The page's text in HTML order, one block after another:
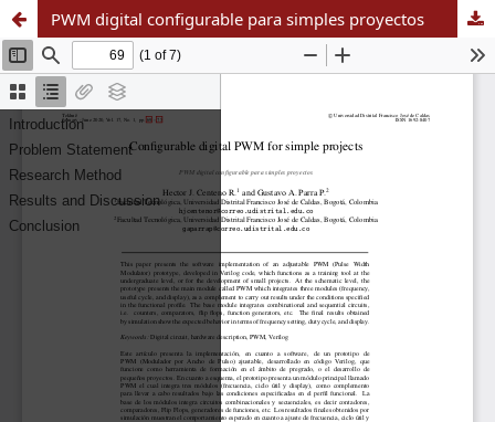
PWM digital configurable para simples proyectos